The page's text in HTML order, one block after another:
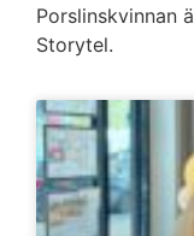
Porslinskvinnan
Storytel.